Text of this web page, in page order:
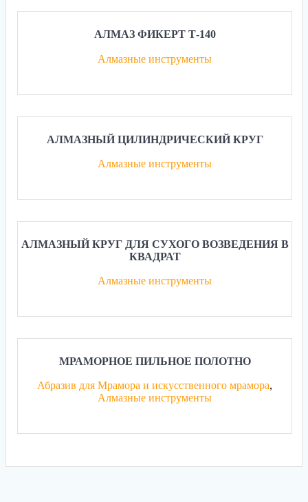
АЛМАЗ ФИКЕРТ Т-140
Алмазные инструменты
АЛМАЗНЫЙ ЦИЛИНДРИЧЕСКИЙ КРУГ
Алмазные инструменты
АЛМАЗНЫЙ КРУГ ДЛЯ СУХОГО ВОЗВЕДЕНИЯ В
КВАДРАТ
Алмазные инструменты
МРАМОРНОЕ ПИЛЬНОЕ ПОЛОТНО
Абразив для Мрамора и искусственного мрамора,
Алмазные инструменты